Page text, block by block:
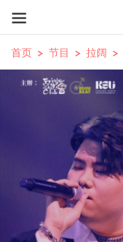
首页 节目 拉阔